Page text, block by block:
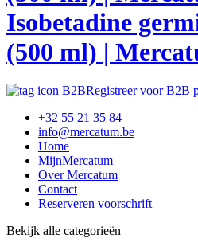
Isobetadine
(500 ml) |
Registreer voor B2B
+32 55 21 35 84
info@mercatum.be
Home
MijnMercatum
Over Mercatum
Contact
Reserveren voorschrift
Bekijk alle categorieën